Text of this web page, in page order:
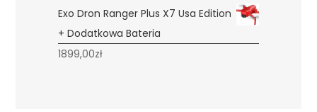
Exo Dron Ranger Plus X7 Usa Edition
+ Dodatkowa Bateria
1899,00zł